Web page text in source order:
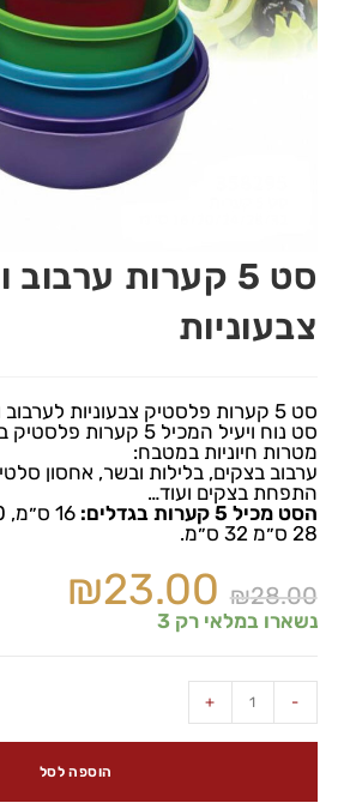
סט 5 קערות
צבעוניות
סט 5 קערות פלסטיק צבעוניות לערבוב והכנה במטבח.
סט נוח ויעיל המכיל 5
מטרות חיוניות במטבח:
ערבוב בצקים, בלילות ובשר, אחסון
התפחת בצקים ועוד…
הסט מכיל 5 קערות בגדלים:
28 ס״מ 32 ס״מ.
₪28.00
₪23.00
נשארו במלאי רק 3
-
+
הוספה לסל